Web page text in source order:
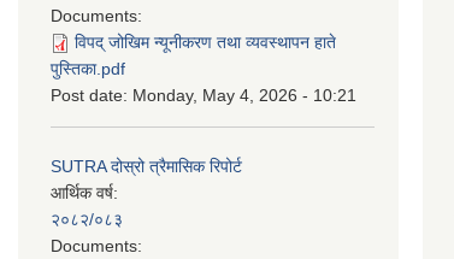
Documents:
विपद् जोखिम न्यूनीकरण तथा व्यवस्थापन हाते
पुस्तिका.pdf
Post date: Monday, May 4, 2026 - 10:21
SUTRA दोस्रो त्रैमासिक रिपोर्ट
आर्थिक वर्ष:
२०८२/०८३
Documents: